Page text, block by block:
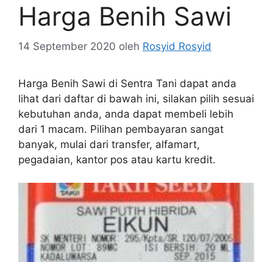
Harga Benih Sawi
14 September 2020 oleh Rosyid Rosyid
Harga Benih Sawi di Sentra Tani dapat anda
lihat dari daftar di bawah ini, silakan pilih sesuai
kebutuhan anda, anda dapat membeli lebih
dari 1 macam. Pilihan pembayaran sangat
banyak, mulai dari transfer, alfamart,
pegadaian, kantor pos atau kartu kredit.